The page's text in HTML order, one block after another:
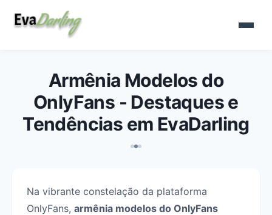
Armênia Modelos do
OnlyFans - Destaques e
Tendências em EvaDarling
Na vibrante constelação da plataforma
OnlyFans, armênia modelos do OnlyFans